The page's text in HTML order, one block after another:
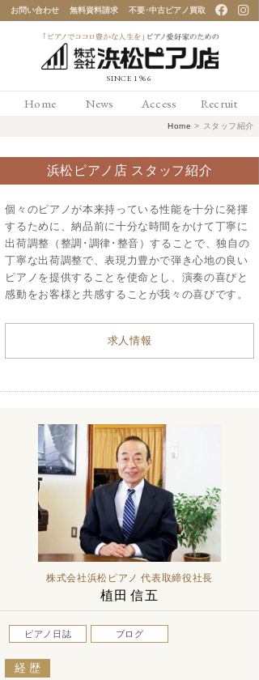
「ピアノでココロ豊かな
人生を」ピアノ愛好家の
ための 浜松ピアノ店
お問い合わせ 無料資料請求 不要･中古ピアノ買取
Home News Access Recruit
Home > スタッフ紹介
浜松ピアノ店 スタッフ紹介
個々のピアノが本来持っている性能を十分に発揮
するために、納品前に十分な時間をかけて丁寧に
出荷調整（整調･調律･整音）することで、独自の
丁寧な出荷調整で、表現力豊かで弾き心地の良い
ピアノを提供することを使命とし、演奏の喜びと
感動をお客様と共感することが我々の喜びです。
求人情報
株式会社浜松ピアノ 代表取締役社長
植田 信五
ピアノ日誌 ブログ
経歴